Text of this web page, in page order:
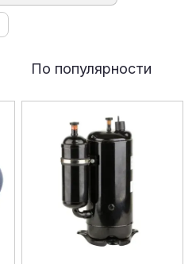
По популярности